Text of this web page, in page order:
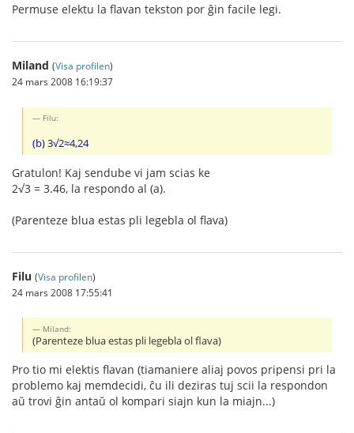
Permuse elektu la flavan tekston por ĝin facile legi.
Miland (Visa profilen)
24 mars 2008 16:19:37
Filu:
(b) 3√2≈4,24
Gratulon! Kaj sendube vi jam scias ke
2√3 = 3.46, la respondo al (a).
(Parenteze blua estas pli legebla ol flava)
Filu (Visa profilen)
24 mars 2008 17:55:41
Miland:
(Parenteze blua estas pli legebla ol flava)
Pro tio mi elektis flavan (tiamaniere aliaj povos pripensi pri la
problemo kaj memdecidi, ĉu ili deziras tuj scii la respondon
aŭ trovi ĝin antaŭ ol kompari siajn kun la miajn...)